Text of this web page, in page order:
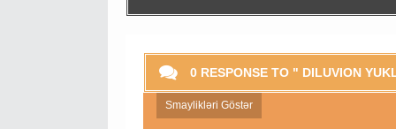
0 RESPONSE TO " DILUVION
Smaylikləri Göstər